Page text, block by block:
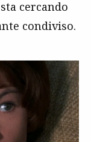
cercando
condiviso.